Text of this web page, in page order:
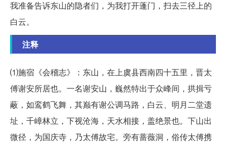
我准备告诉东山的隐者们，为我打开蓬门，扫去三径上的
白云。
注释
⑴施宿《会稽志》：东山，在上虞县西南四十五里，晋太
傅谢安所居也。一名谢安山，巍然特出于众峰间，拱揖亏
蔽，如鸾鹤飞舞，其巅有谢公调马路，白云、明月二堂遗
址，千嶂林立，下视沧海，天水相接，盖绝景也。下山出
微径，为国庆寺，乃太傅故宅。旁有蔷薇洞，俗传太傅携